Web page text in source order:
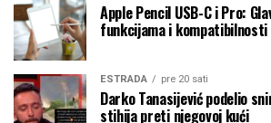
Apple Pencil USB-C i Pro:
funkcijama i kompatibilnosti
ESTRADA pre 20 sati
Darko Tanasijević podelio
stihija preti njegovoj kući